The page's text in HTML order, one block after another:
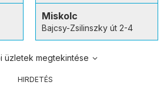
Miskolc
Bajcsy-Zsilinszky út 2-4
üzletek megtekintése
HIRDETÉS